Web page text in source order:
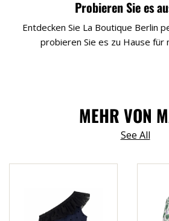
Probieren Sie es
Entdecken Sie La Boutique Berlin
probieren Sie es zu Hause für
MEHR VON
See All